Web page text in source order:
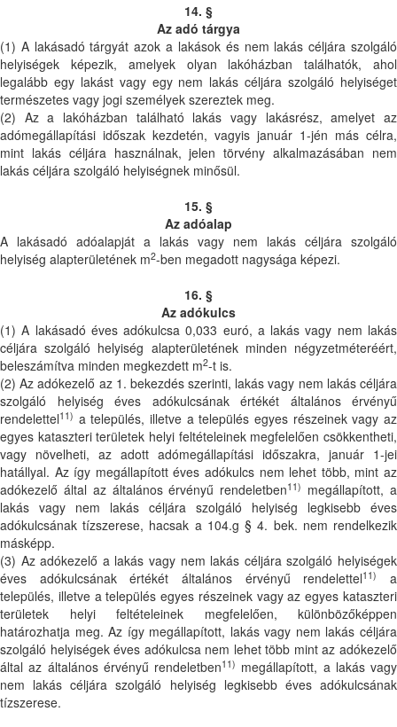
14. §
Az adó tárgya
(1) A lakásadó tárgyát azok a lakások és nem lakás céljára szolgáló
helyiségek képezik, amelyek olyan lakóházban találhatók, ahol
legalább egy lakást vagy egy nem lakás céljára szolgáló helyiséget
természetes vagy jogi személyek szereztek meg.
(2) Az a lakóházban található lakás vagy lakásrész, amelyet az
adómegállapítási időszak kezdetén, vagyis január 1-jén más célra,
mint lakás céljára használnak, jelen törvény alkalmazásában nem
lakás céljára szolgáló helyiségnek minősül.
15. §
Az adóalap
A lakásadó adóalapját a lakás vagy nem lakás céljára szolgáló
helyiség alapterületének m2-ben megadott nagysága képezi.
16. §
Az adókulcs
(1) A lakásadó éves adókulcsa 0,033 euró, a lakás vagy nem lakás
céljára szolgáló helyiség alapterületének minden négyzetméteréért,
beleszámítva minden megkezdett m2-t is.
(2) Az adókezelő az 1. bekezdés szerinti, lakás vagy nem lakás céljára
szolgáló helyiség éves adókulcsának értékét általános érvényű
rendelettel11) a település, illetve a település egyes részeinek vagy az
egyes kataszteri területek helyi feltételeinek megfelelően csökkentheti,
vagy növelheti, az adott adómegállapítási időszakra, január 1-jei
hatállyal. Az így megállapított éves adókulcs nem lehet több, mint az
adókezelő által az általános érvényű rendeletben11) megállapított, a
lakás vagy nem lakás céljára szolgáló helyiség legkisebb éves
adókulcsának tízszerese, hacsak a 104.g § 4. bek. nem rendelkezik
másképp.
(3) Az adókezelő a lakás vagy nem lakás céljára szolgáló helyiségek
éves adókulcsának értékét általános érvényű rendelettel11)
a
település, illetve a település egyes részeinek vagy az egyes kataszteri
területek helyi feltételeinek megfelelően, különbözőképpen
határozhatja meg. Az így megállapított, lakás vagy nem lakás céljára
szolgáló helyiségek éves adókulcsa nem lehet több mint az adókezelő
által az általános érvényű rendeletben11) megállapított, a lakás vagy
nem lakás céljára szolgáló helyiség legkisebb éves adókulcsának
tízszerese.